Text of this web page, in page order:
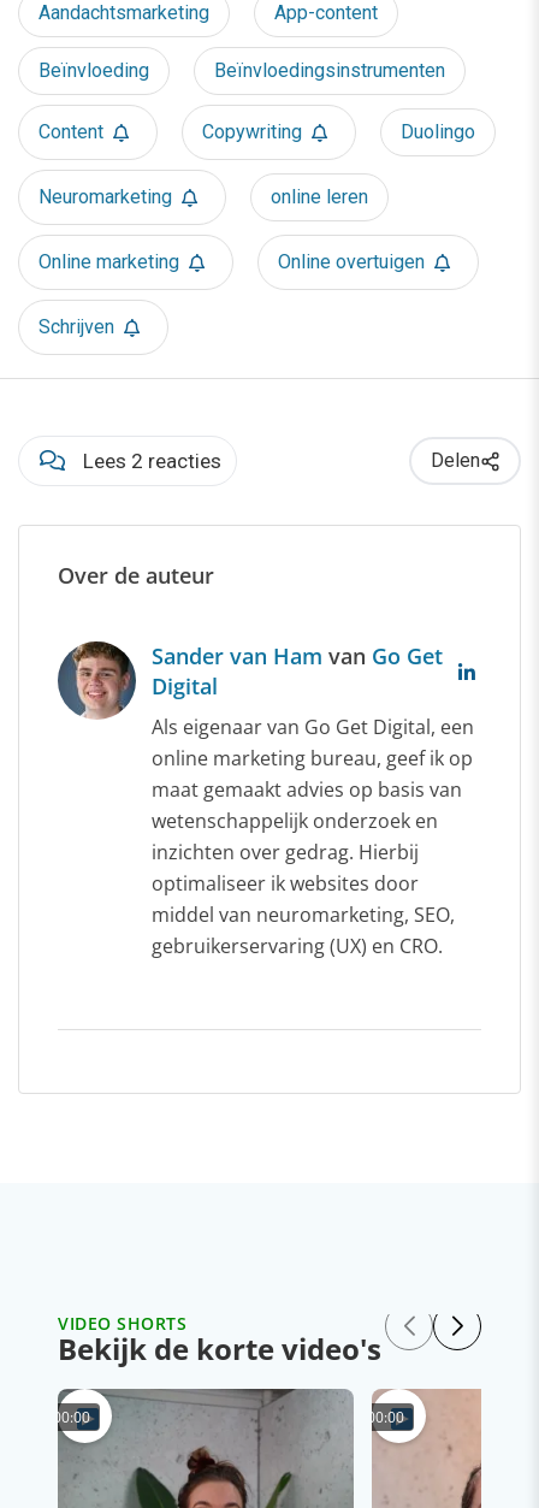
Aandachtsmarketing App-content
Beïnvloeding Beïnvloedingsinstrumenten
Content Copywriting Duolingo
Neuromarketing online leren
Online marketing Online overtuigen
Schrijven
Lees 2 reacties Delen
Over de auteur
Sander van Ham van Go Get
Digital
Als eigenaar van Go Get Digital, een
online marketing bureau, geef ik op
maat gemaakt advies op basis van
wetenschappelijk onderzoek en
inzichten over gedrag. Hierbij
optimaliseer ik websites door
middel van neuromarketing, SEO,
gebruikerservaring (UX) en CRO.
VIDEO SHORTS
Bekijk de korte video's
00:00 00:00